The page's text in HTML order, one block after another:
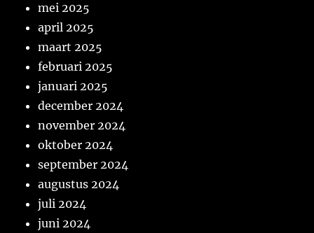
mei 2025
april 2025
maart 2025
februari 2025
januari 2025
december 2024
november 2024
oktober 2024
september 2024
augustus 2024
juli 2024
juni 2024